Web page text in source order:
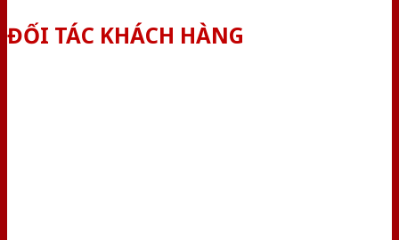
ĐỐI TÁC KHÁCH HÀNG